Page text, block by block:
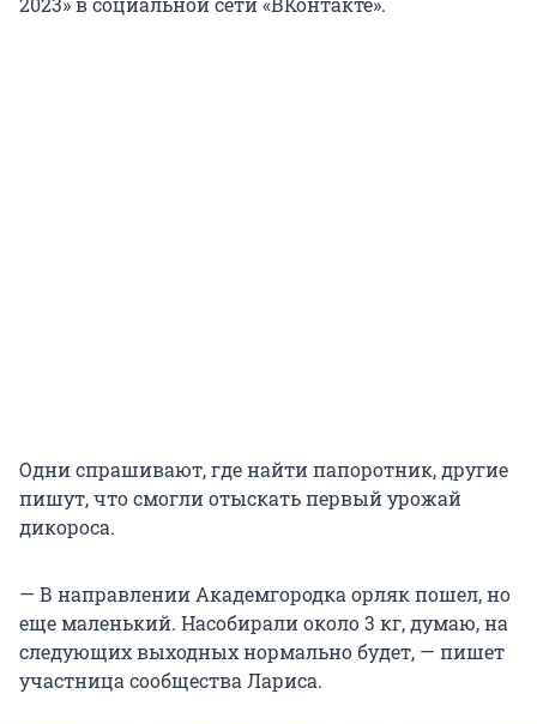
Одни спрашивают, где найти папоротник, другие
пишут, что смогли отыскать первый урожай
дикороса.
— В направлении Академгородка орляк пошел, но
еще маленький. Насобирали около 3 кг, думаю, на
следующих выходных нормально будет, — пишет
участница сообщества Лариса.